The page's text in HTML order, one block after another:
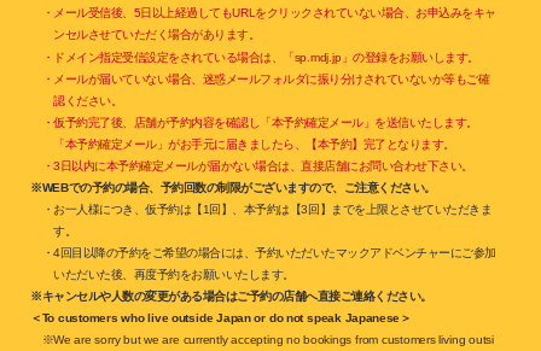
・メール受信後、5日以上経過してもURLをクリックされていない場合、お申込みをキャ
ンセルさせていただく場合があります。
・ドメイン指定受信設定をされている場合は、「sp.mdj.jp」の登録をお願いします。
・メールが届いていない場合、迷惑メールフォルダに振り分けされていないか等もご確
認ください。
・仮予約完了後、店舗が予約内容を確認し「本予約確定メール」を送信いたします。
「本予約確定メール」がお手元に届きましたら、【本予約】完了となります。
・3日以内に本予約確定メールが届かない場合は、直接店舗にお問い合わせ下さい。
※WEBでの予約の場合、予約回数の制限がございますので、ご注意ください。
・お一人様につき、仮予約は【1回】、本予約は【3回】までを上限とさせていただきま
す。
・4回目以降の予約をご希望の場合には、予約いただいたマックアドベンチャーにご参加
いただいた後、再度予約をお願いいたします。
※キャンセルや人数の変更がある場合はご予約の店舗へ直接ご連絡ください。
＜To customers who live outside Japan or do not speak Japanese＞
※We are sorry but we are currently accepting no bookings from customers living outsi